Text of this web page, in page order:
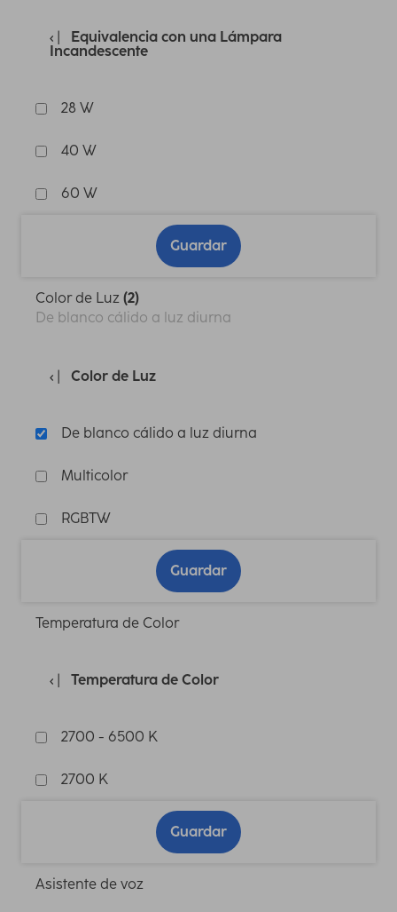
Equivalencia con una Lámpara
Incandescente
28 W
40 W
60 W
Guardar
Color de Luz (2)
De blanco cálido a luz diurna
Color de Luz
De blanco cálido a luz diurna
Multicolor
RGBTW
Guardar
Temperatura de Color
Temperatura de Color
2700 - 6500 K
2700 K
Guardar
Asistente de voz